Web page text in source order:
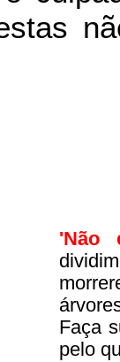
'Não
Faça
pelo